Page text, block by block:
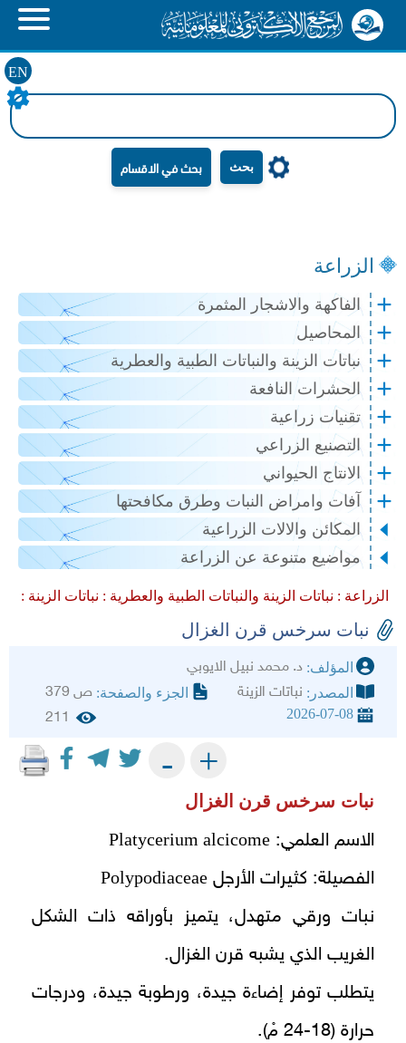
EN
بحث
الزراعة
الفاكهة والاشجار المثمرة
المحاصيل
نباتات الزينة والنباتات الطبية والعطرية
الحشرات النافعة
تقنيات زراعية
التصنيع الزراعي
الانتاج الحيواني
آفات وامراض النبات وطرق مكافحتها
المكائن والالات الزراعية
مواضيع متنوعة عن الزراعة
الزراعة : نباتات الزينة والنباتات الطبية والعطرية : نباتات الزينة :
نبات سرخس قرن الغزال
المؤلف: د. محمد نبيل الايوبي
المصدر: نباتات الزينة الجزء والصفحة: ص 379
2026-07-08
211
+
-
نبات سرخس قرن الغزال
الاسم العلمي: Platycerium alcicome
الفصيلة: كثيرات الأرجل Polypodiaceae
نبات ورقي متهدل، يتميز بأوراقه ذات الشكل
الغريب الذي يشبه قرن الغزال.
يتطلب توفر إضاءة جيدة، ورطوبة جيدة، ودرجات
حرارة (18-24 مْ).